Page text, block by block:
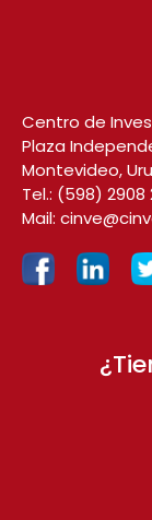
Centro de
Plaza
Montevideo,
Tel.: (598) 2908
Mail: